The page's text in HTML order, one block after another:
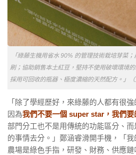
「綠藤生機用省水 90% 的管理技術栽培芽菜
刷；協助銷售本土紅豆，堅持不使用破壞環境
採用可回收的瓶器、極度濃縮的天然配方。」（
「除了學經歷好，來綠藤的人都有很
因為我們不要一個 super star，我們要
部門分工也不是用傳統的功能區分、
的事情去分。」鄭涵睿滑開手機，「我
農場是綠色手指，研發、財務、供應鏈